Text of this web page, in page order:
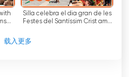
Silla celebra el dia gran de les
Festes del Santíssim Crist amb
载入更多